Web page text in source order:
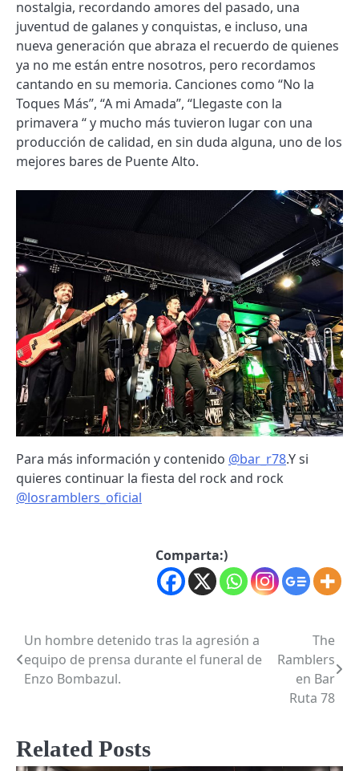
nostalgia, recordando amores del pasado, una
juventud de galanes y conquistas, e incluso, una
nueva generación que abraza el recuerdo de quienes
ya no me están entre nosotros, pero recordamos
cantando en su memoria. Canciones como “No la
Toques Más”, “A mi Amada”, “Llegaste con la
primavera “ y mucho más tuvieron lugar con una
producción de calidad, en sin duda alguna, uno de los
mejores bares de Puente Alto.
Para más información y contenido @bar_r78.Y si
quieres continuar la fiesta del rock and rock
@losramblers_oficial
Comparta:)
Post
navigation
Un hombre detenido tras la agresión a
equipo de prensa durante el funeral de
Enzo Bombazul.
The
Ramblers
en Bar
Ruta 78
Related Posts